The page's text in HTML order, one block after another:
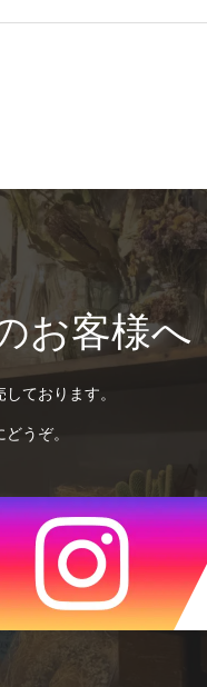
お客様へ
ております。
うぞ。